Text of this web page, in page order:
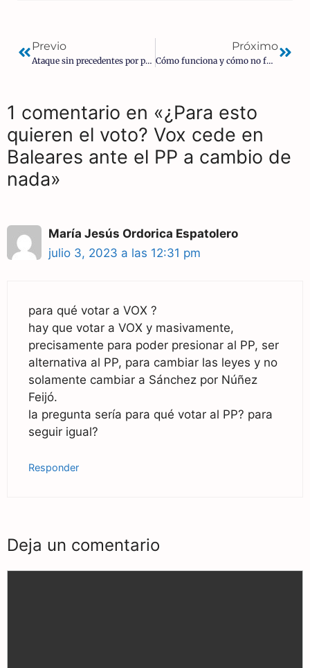
Previo
Ataque sin precedentes por parte del colectivo LGTBI a la Libertad Religiosa
Próximo
Cómo funciona y cómo no funciona la censura | Jeffrey A. Tucker
1 comentario en «¿Para esto
quieren el voto? Vox cede en
Baleares ante el PP a cambio de
nada»
María Jesús Ordorica Espatolero
julio 3, 2023 a las 12:31 pm
para qué votar a VOX ?
hay que votar a VOX y masivamente,
precisamente para poder presionar al PP, ser
alternativa al PP, para cambiar las leyes y no
solamente cambiar a Sánchez por Núñez
Feijó.
la pregunta sería para qué votar al PP? para
seguir igual?
Responder
Deja un comentario